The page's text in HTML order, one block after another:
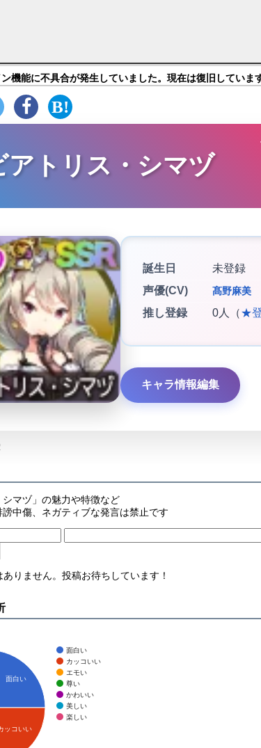
スティア】キャラ紹介
機能に不具合が発生していました。現在は復旧していま
アトリス・シマヅ
誕生日
未登録
声優(CV)
髙野麻美
推し登録 0人（★
キャラ情報編集
マヅ」の魅力や特徴など
中傷、ネガティブな発言は禁止です
りません。投稿お待ちしています！
面白い
カッコいい
エモい
尊い
かわいい
美しい
楽しい
面白い
ッコいい